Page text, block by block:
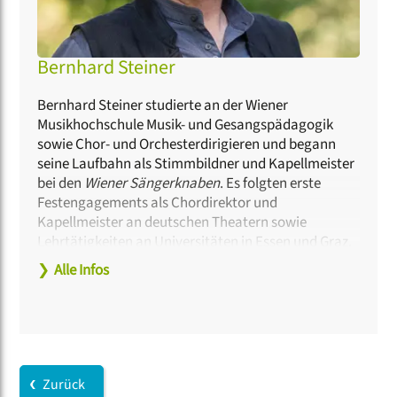
Bernhard Steiner
Bernhard Steiner studierte an der Wiener
Musikhochschule Musik- und Gesangspädagogik
sowie Chor- und Orchesterdirigieren und begann
seine Laufbahn als Stimmbildner und Kapellmeister
bei den Wiener Sängerknaben. Es folgten erste
Festengagements als Chordirektor und
Kapellmeister an deutschen Theatern sowie
Lehrtätigkeiten an Universitäten in Essen und Graz.
Bernhard Steiner war Gast bei über fünfzig
Orchestern, Chören und Opernhäusern in
Künstlerischer Leiter der Schola Cantorum der
❯ Alle Infos
Zurück